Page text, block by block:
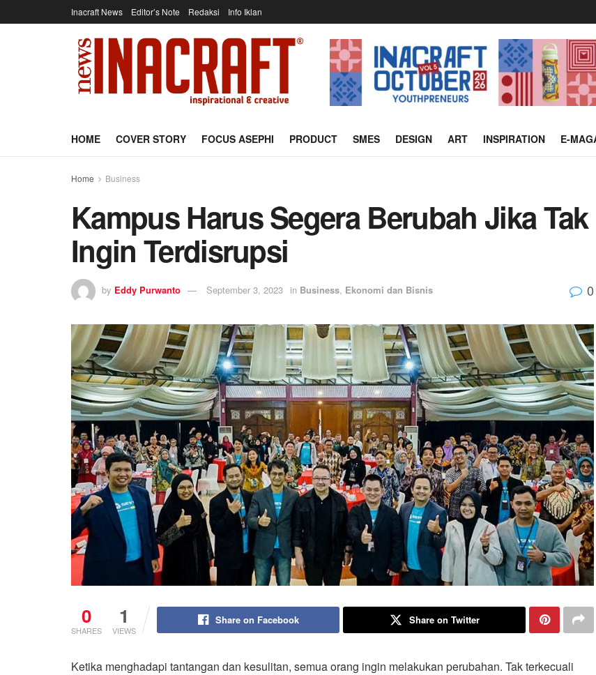
Inacraft News Editor’s Note Redaksi Info Iklan
HOME COVER STORY FOCUS ASEPHI PRODUCT SMES DESIGN ART INSPIRATION E-
Home Business
Kampus Harus Segera Berubah Jika Tak
Ingin Terdisrupsi
by Eddy Purwanto September 3, 2023 in Business, Ekonomi dan Bisnis 0
0
SHARES
1
VIEWS
Share on Facebook Share on Twitter
Ketika menghadapi tantangan dan kesulitan, semua orang ingin melakukan perubahan. Tak terkecuali